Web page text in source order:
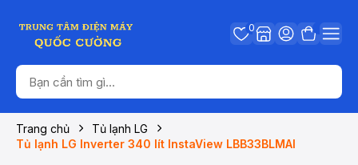
0
Trang chủ
Tủ lạnh LG
Tủ lạnh LG Inverter 340 lít InstaView LBB33BLMAI